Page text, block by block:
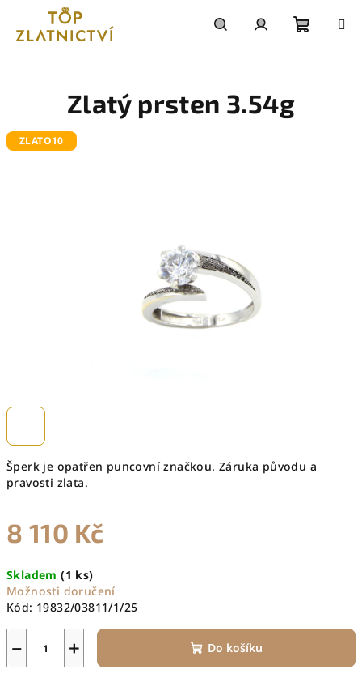
obsah
Šperk je opatřen puncovní značkou. Záruka původu a
pravosti zlata.
8 110 Kč
cena:
Skladem(1 ks)
Možnosti doručení
Kód: 19832/03811/1/25
+
− Do košíku
Zlatý prsten 3.54g
ZLATO10